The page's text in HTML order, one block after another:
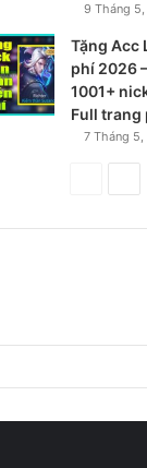
9 Tháng
Tặng Acc
phí 2026
1001+
Full trang
7 Tháng